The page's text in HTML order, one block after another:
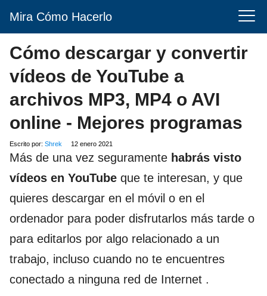
Mira Cómo Hacerlo
Cómo descargar y convertir
vídeos de YouTube a
archivos MP3, MP4 o AVI
online - Mejores programas
Escrito por: Shrek 12 enero 2021
Más de una vez seguramente habrás visto
vídeos en YouTube que te interesan, y que
quieres descargar en el móvil o en el
ordenador para poder disfrutarlos más tarde o
para editarlos por algo relacionado a un
trabajo, incluso cuando no te encuentres
conectado a ninguna red de Internet .